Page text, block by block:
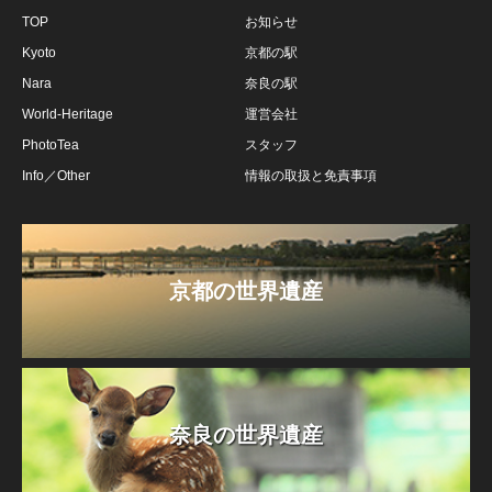
TOP
Kyoto
Nara
World-Heritage
PhotoTea
Info／Other
お知らせ
京都の駅
奈良の駅
運営会社
スタッフ
情報の取扱と免責事項
京都の世界遺産
奈良の世界遺産